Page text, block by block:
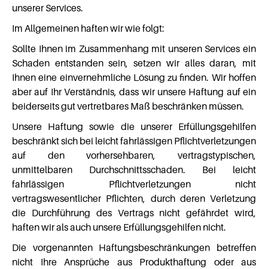
unserer Services.
Im Allgemeinen haften wir wie folgt:
Sollte Ihnen im Zusammenhang mit unseren Services ein
Schaden entstanden sein, setzen wir alles daran, mit
Ihnen eine einvernehmliche Lösung zu finden. Wir hoffen
aber auf Ihr Verständnis, dass wir unsere Haftung auf ein
beiderseits gut vertretbares Maß beschränken müssen.
Unsere Haftung sowie die unserer Erfüllungsgehilfen
beschränkt sich bei leicht fahrlässigen Pflichtverletzungen
auf den vorhersehbaren, vertragstypischen,
unmittelbaren Durchschnittsschaden. Bei leicht
fahrlässigen Pflichtverletzungen nicht
vertragswesentlicher Pflichten, durch deren Verletzung
die Durchführung des Vertrags nicht gefährdet wird,
haften wir als auch unsere Erfüllungsgehilfen nicht.
Die vorgenannten Haftungsbeschränkungen betreffen
nicht Ihre Ansprüche aus Produkthaftung oder aus